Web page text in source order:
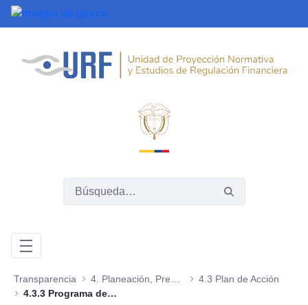
Saltar al contenido principal
Transparencia
4.3 Plan de Acción
4.3.3 Programa de Transparencia y Ética Pública